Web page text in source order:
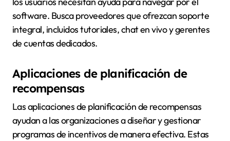
software. Busca proveedores que ofrezcan soporte
integral, incluidos tutoriales, chat en vivo y gerentes
de cuentas dedicados.
Aplicaciones de planificación de
recompensas
Las aplicaciones de planificación de recompensas
ayudan a las organizaciones a diseñar y gestionar
programas de incentivos de manera efectiva. Estas